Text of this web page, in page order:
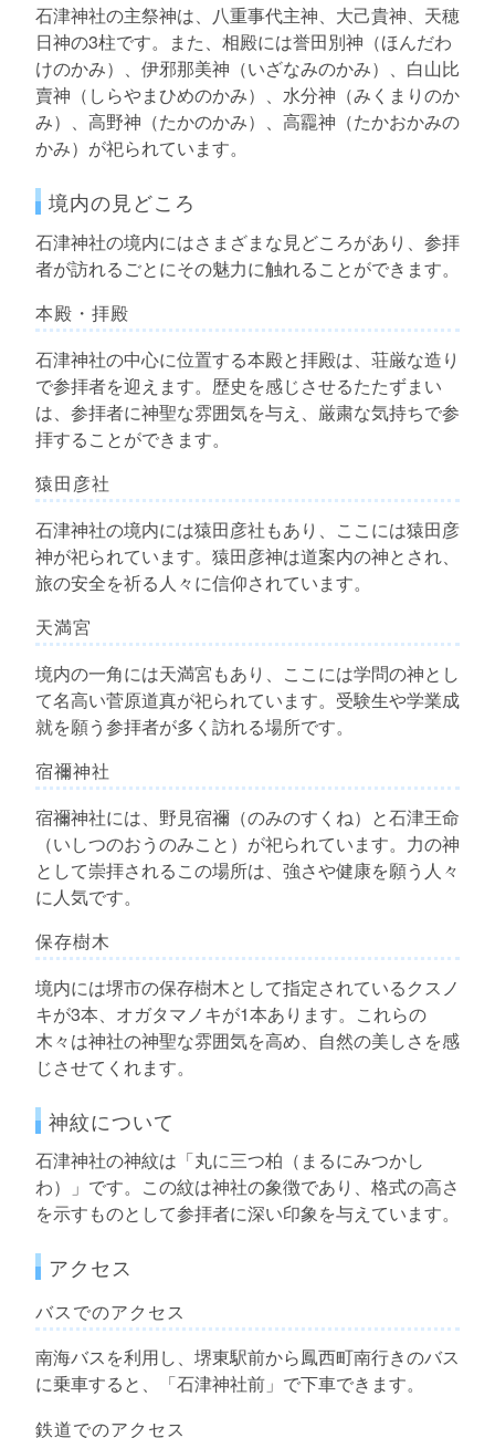
石津神社の主祭神は、八重事代主神、大己貴神、天穂
日神の3柱です。また、相殿には誉田別神（ほんだわ
けのかみ）、伊邪那美神（いざなみのかみ）、白山比
賣神（しらやまひめのかみ）、水分神（みくまりのか
み）、高野神（たかのかみ）、高龗神（たかおかみの
かみ）が祀られています。
境内の見どころ
石津神社の境内にはさまざまな見どころがあり、参拝
者が訪れるごとにその魅力に触れることができます。
本殿・拝殿
石津神社の中心に位置する本殿と拝殿は、荘厳な造り
で参拝者を迎えます。歴史を感じさせるたたずまい
は、参拝者に神聖な雰囲気を与え、厳粛な気持ちで参
拝することができます。
猿田彦社
石津神社の境内には猿田彦社もあり、ここには猿田彦
神が祀られています。猿田彦神は道案内の神とされ、
旅の安全を祈る人々に信仰されています。
天満宮
境内の一角には天満宮もあり、ここには学問の神とし
て名高い菅原道真が祀られています。受験生や学業成
就を願う参拝者が多く訪れる場所です。
宿禰神社
宿禰神社には、野見宿禰（のみのすくね）と石津王命
（いしつのおうのみこと）が祀られています。力の神
として崇拝されるこの場所は、強さや健康を願う人々
に人気です。
保存樹木
境内には堺市の保存樹木として指定されているクスノ
キが3本、オガタマノキが1本あります。これらの
木々は神社の神聖な雰囲気を高め、自然の美しさを感
じさせてくれます。
神紋について
石津神社の神紋は「丸に三つ柏（まるにみつかし
わ）」です。この紋は神社の象徴であり、格式の高さ
を示すものとして参拝者に深い印象を与えています。
アクセス
バスでのアクセス
南海バスを利用し、堺東駅前から鳳西町南行きのバス
に乗車すると、「石津神社前」で下車できます。
鉄道でのアクセス